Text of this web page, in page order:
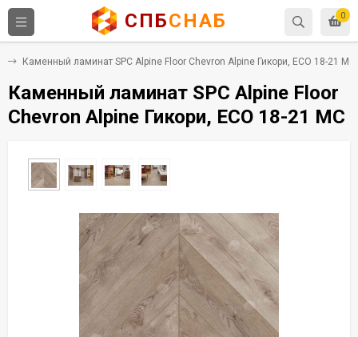
0
СПБСНАБ
Каменный ламинат SPC Alpine Floor Chevron Alpine Гикори, ECO 18-21 MC
Каменный ламинат SPC Alpine Floor
Chevron Alpine Гикори, ECO 18-21 MC